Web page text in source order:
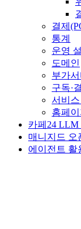
결제
통계
운영
도메인
부가
구독·
서비스
홈페
카페24 LLM
매니지드 오
에이전트 활